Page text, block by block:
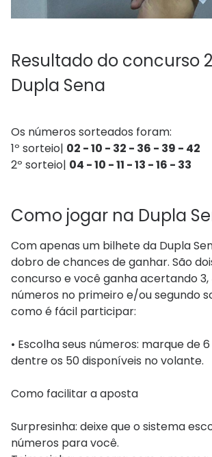
Resultado do concurso
Dupla Sena
Os números sorteados foram:
1º sorteio| 02 - 10 - 32 - 36 - 39 - 42
2º sorteio| 04 - 10 - 11 - 13 - 16 - 33
Como jogar na Dupla
Com apenas um bilhete da Dupla
dobro de chances de ganhar. São
concurso e você ganha acertando 3,
números no primeiro e/ou segundo
como é fácil participar:
• Escolha seus números: marque de
dentre os 50 disponíveis no volante.
Como facilitar a aposta
Surpresinha: deixe que o sistema
números para você.